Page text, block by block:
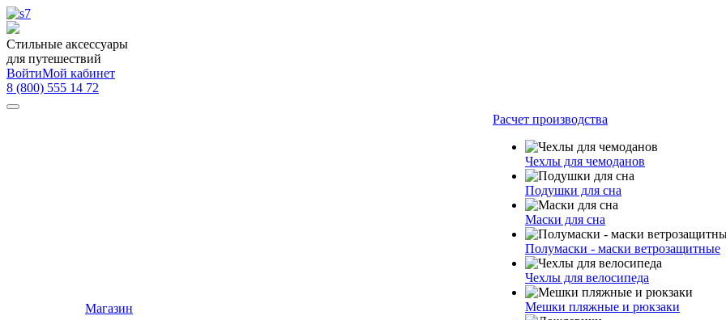
Стильные аксессуары
для путешествий
ВойтиМой кабинет
8 (800) 555 14 72
Магазин
Расчет производства
Чехлы для чемоданов
Подушки для сна
Маски для сна
Полумаски - маски ветрозащитные
Чехлы для велосипеда
Мешки пляжные и рюкзаки